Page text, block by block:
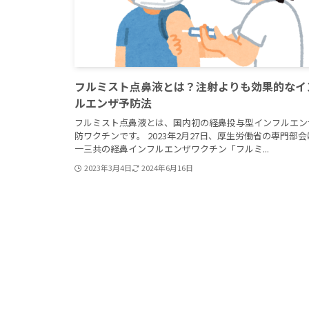
フルミスト点鼻液とは？注射よりも効果的なイ
ルエンザ予防法
フルミスト点鼻液とは、国内初の経鼻投与型インフルエ
防ワクチンです。 2023年2月27日、厚生労働省の専門部
一三共の経鼻インフルエンザワクチン「フルミ...
2023年3月4日 2024年6月16日